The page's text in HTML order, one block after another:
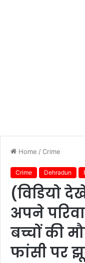
Home /Crime
Crime Dehradun
(विडियो
अपने
बच्चों की
फांसी पर